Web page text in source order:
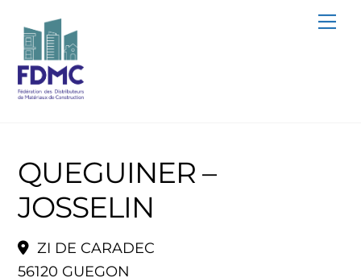
content
QUEGUINER –
JOSSELIN
ZI DE CARADEC
56120 GUEGON